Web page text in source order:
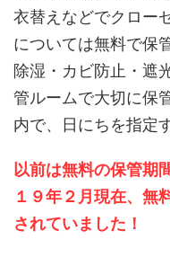
衣替えなどでクロー
については無料で保
除湿・カビ防止・遮
管ルームで大切に保
内で、日にちを指定
以前は無料の保管期
１９年２月現在、無
されていました ！